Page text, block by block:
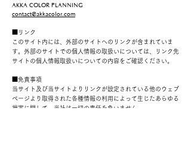
AKKA COLOR PLANNING
contact@akkacolor.com
■リンク
このサイト内には、外部のサイトへのリンクが含まれていま
す。外部のサイトでの個人情報の取扱いについては、リンク先
サイトの個人情報取扱いについての内容をご確認ください。
■免責事項
当サイト及び当サイトよりリンクが設定されている他のウェブ
ページより取得された各種情報の利用によって生じたあらゆる
損害に関して、当社は一切の責任を負いません。